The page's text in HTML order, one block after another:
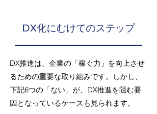
DX化にむけてのステップ
DX推進は、企業の「稼ぐ力」を向上させ
るための重要な取り組みです。しかし、
下記6つの「ない」が、DX推進を阻む要
因となっているケースも見られます。